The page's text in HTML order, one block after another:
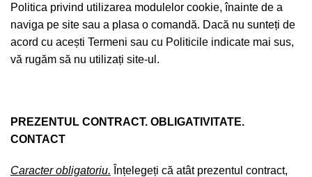
Politica privind utilizarea modulelor cookie, înainte de a
naviga pe site sau a plasa o comandă. Dacă nu sunteți de
acord cu acești Termeni sau cu Politicile indicate mai sus,
vă rugăm să nu utilizați site-ul.
PREZENTUL CONTRACT. OBLIGATIVITATE.
CONTACT
Caracter obligatoriu. Înțelegeți că atât prezentul contract,